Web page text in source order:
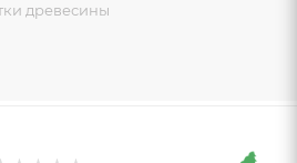
древесины